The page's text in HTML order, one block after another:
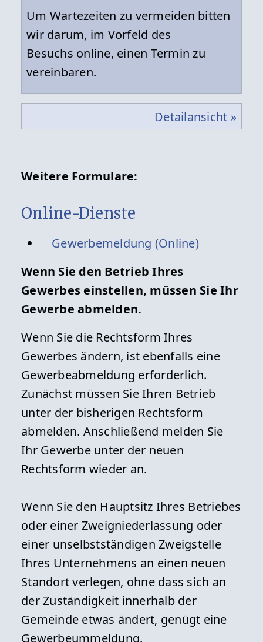
Um Wartezeiten zu vermeiden bitten
wir darum, im Vorfeld des
Besuchs online, einen Termin zu
vereinbaren.
Detailansicht »
Weitere Formulare:
Online-Dienste
Gewerbemeldung (Online)
Wenn Sie den Betrieb Ihres
Gewerbes einstellen, müssen Sie Ihr
Gewerbe abmelden.
Wenn Sie die Rechtsform Ihres
Gewerbes ändern, ist ebenfalls eine
Gewerbeabmeldung erforderlich.
Zunächst müssen Sie Ihren Betrieb
unter der bisherigen Rechtsform
abmelden. Anschließend melden Sie
Ihr Gewerbe unter der neuen
Rechtsform wieder an.
Wenn Sie den Hauptsitz Ihres Betriebes
oder einer Zweigniederlassung oder
einer unselbstständigen Zweigstelle
Ihres Unternehmens an einen neuen
Standort verlegen, ohne dass sich an
der Zuständigkeit innerhalb der
Gemeinde etwas ändert, genügt eine
Gewerbeummeldung.